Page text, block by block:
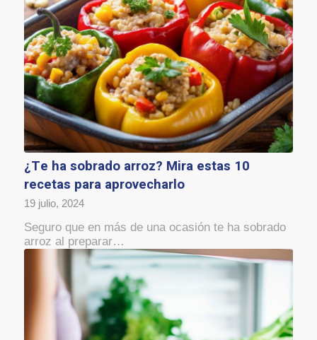
¿Te ha sobrado arroz? Mira estas 10
recetas para aprovecharlo
19 julio, 2024
Seguro que en más de una ocasión te ha sobrado
arroz al preparar…